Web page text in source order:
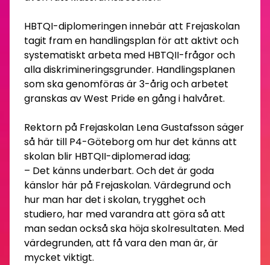
HBTQI-diplomeringen innebär att Frejaskolan
tagit fram en handlingsplan för att aktivt och
systematiskt arbeta med HBTQII-frågor och
alla diskrimineringsgrunder. Handlingsplanen
som ska genomföras är 3-årig och arbetet
granskas av West Pride en gång i halvåret.
Rektorn på Frejaskolan Lena Gustafsson säger
så här till P4-Göteborg om hur det känns att
skolan blir HBTQII-diplomerad idag;
– Det känns underbart. Och det är goda
känslor här på Frejaskolan. Värdegrund och
hur man har det i skolan, trygghet och
studiero, har med varandra att göra så att
man sedan också ska höja skolresultaten. Med
värdegrunden, att få vara den man är, är
mycket viktigt.